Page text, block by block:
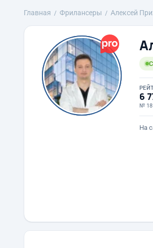
Главная Фрилансеры Алексей
6
№
На